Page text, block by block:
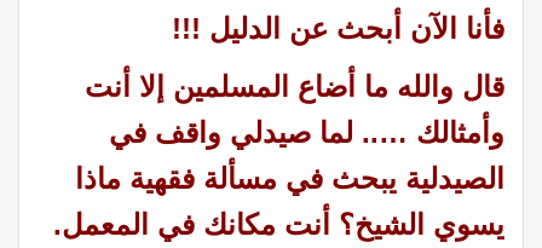
فأنا الآن أبحث عن الدليل !!!
قال والله ما أضاع المسلمين إلا أنت
وأمثالك ….. لما صيدلي واقف في
الصيدلية يبحث في مسألة فقهية ماذا
يسوي الشيخ؟ أنت مكانك في المعمل.